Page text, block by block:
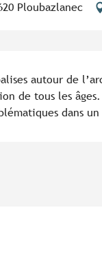
Ploubazlanec
autour de
de tous les
dans